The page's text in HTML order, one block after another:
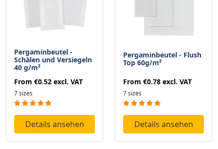
Pergaminbeutel -
Schälen und Versiegeln
40 g/m²
From €0.52 excl. VAT
7 sizes
Details ansehen
Pergaminbeutel - Flush
Top 60g/m²
From €0.78 excl. VAT
7 sizes
Details ansehen